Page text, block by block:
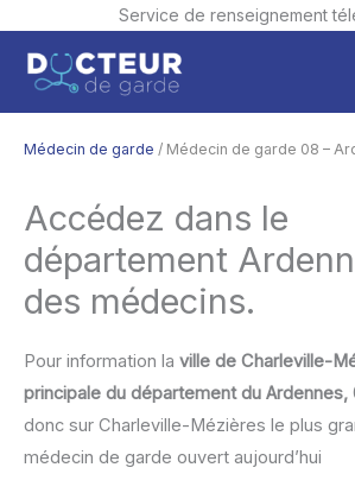
Service de renseignement
contenu
Médecin de garde / Médecin de garde 08 –
Accédez dans le
département
des médecins.
Pour information la ville de Charleville-
principale du département du Ardennes,
donc sur Charleville-Mézières le plus
médecin de garde ouvert aujourd’hui